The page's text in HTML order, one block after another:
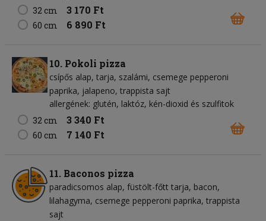
32 cm
3 170 Ft
60 cm 6 890 Ft
10. Pokoli pizza
csípős alap tarja szalámi csemege pepperoni
paprika jalapeno trappista sajt
allergének: glutén, laktóz, kén-dioxid és szulfitok
32 cm
3 340 Ft
60 cm 7 140 Ft
11. Baconos pizza
paradicsomos alap füstölt-főtt tarja bacon
lilahagyma csemege pepperoni paprika trappista
sajt